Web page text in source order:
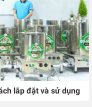
lắp đặt và sử dụng